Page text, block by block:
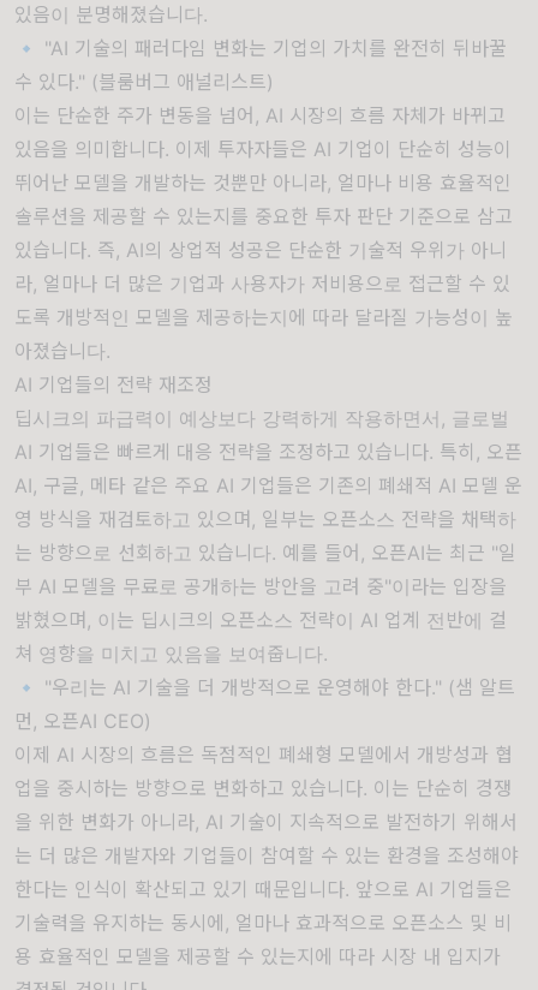
있음이 분명해졌습니다.
🔹 "AI 기술의 패러다임 변화는 기업의 가치를 완전히 뒤바꿀
수 있다." (블룸버그 애널리스트)
이는 단순한 주가 변동을 넘어, AI 시장의 흐름 자체가 바뀌고
있음을 의미합니다. 이제 투자자들은 AI 기업이 단순히 성능이
뛰어난 모델을 개발하는 것뿐만 아니라, 얼마나 비용 효율적인
솔루션을 제공할 수 있는지를 중요한 투자 판단 기준으로 삼고
있습니다. 즉, AI의 상업적 성공은 단순한 기술적 우위가 아니
라, 얼마나 더 많은 기업과 사용자가 저비용으로 접근할 수 있
도록 개방적인 모델을 제공하는지에 따라 달라질 가능성이 높
아졌습니다.
AI 기업들의 전략 재조정
딥시크의 파급력이 예상보다 강력하게 작용하면서, 글로벌
AI 기업들은 빠르게 대응 전략을 조정하고 있습니다. 특히, 오픈
AI, 구글, 메타 같은 주요 AI 기업들은 기존의 폐쇄적 AI 모델 운
영 방식을 재검토하고 있으며, 일부는 오픈소스 전략을 채택하
는 방향으로 선회하고 있습니다. 예를 들어, 오픈AI는 최근 "일
부 AI 모델을 무료로 공개하는 방안을 고려 중"이라는 입장을
밝혔으며, 이는 딥시크의 오픈소스 전략이 AI 업계 전반에 걸
쳐 영향을 미치고 있음을 보여줍니다.
🔹 "우리는 AI 기술을 더 개방적으로 운영해야 한다." (샘 알트
먼, 오픈AI CEO)
이제 AI 시장의 흐름은 독점적인 폐쇄형 모델에서 개방성과 협
업을 중시하는 방향으로 변화하고 있습니다. 이는 단순히 경쟁
을 위한 변화가 아니라, AI 기술이 지속적으로 발전하기 위해서
는 더 많은 개발자와 기업들이 참여할 수 있는 환경을 조성해야
한다는 인식이 확산되고 있기 때문입니다. 앞으로 AI 기업들은
기술력을 유지하는 동시에, 얼마나 효과적으로 오픈소스 및 비
용 효율적인 모델을 제공할 수 있는지에 따라 시장 내 입지가